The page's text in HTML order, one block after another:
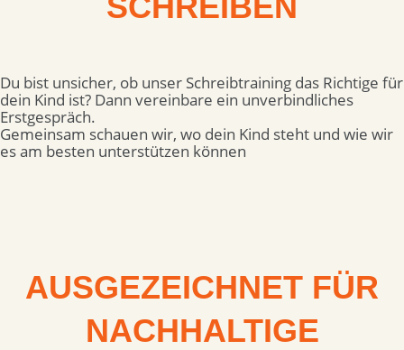
Du bist unsicher, ob unser Schreibtraining das Richtige für
dein Kind ist? Dann vereinbare ein unverbindliches
Erstgespräch.
Gemeinsam schauen wir, wo dein Kind steht und wie wir
es am besten unterstützen können
AUSGEZEICHNET FÜR
NACHHALTIGE